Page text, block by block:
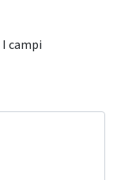
I campi